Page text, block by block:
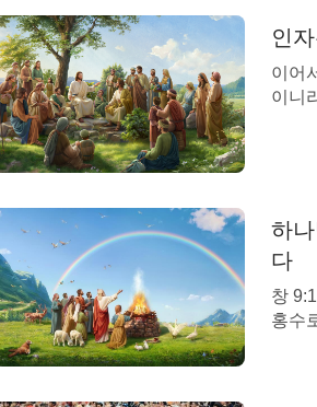
면서
있었
인
이어
이니
는 […]
하
다
창
홍수